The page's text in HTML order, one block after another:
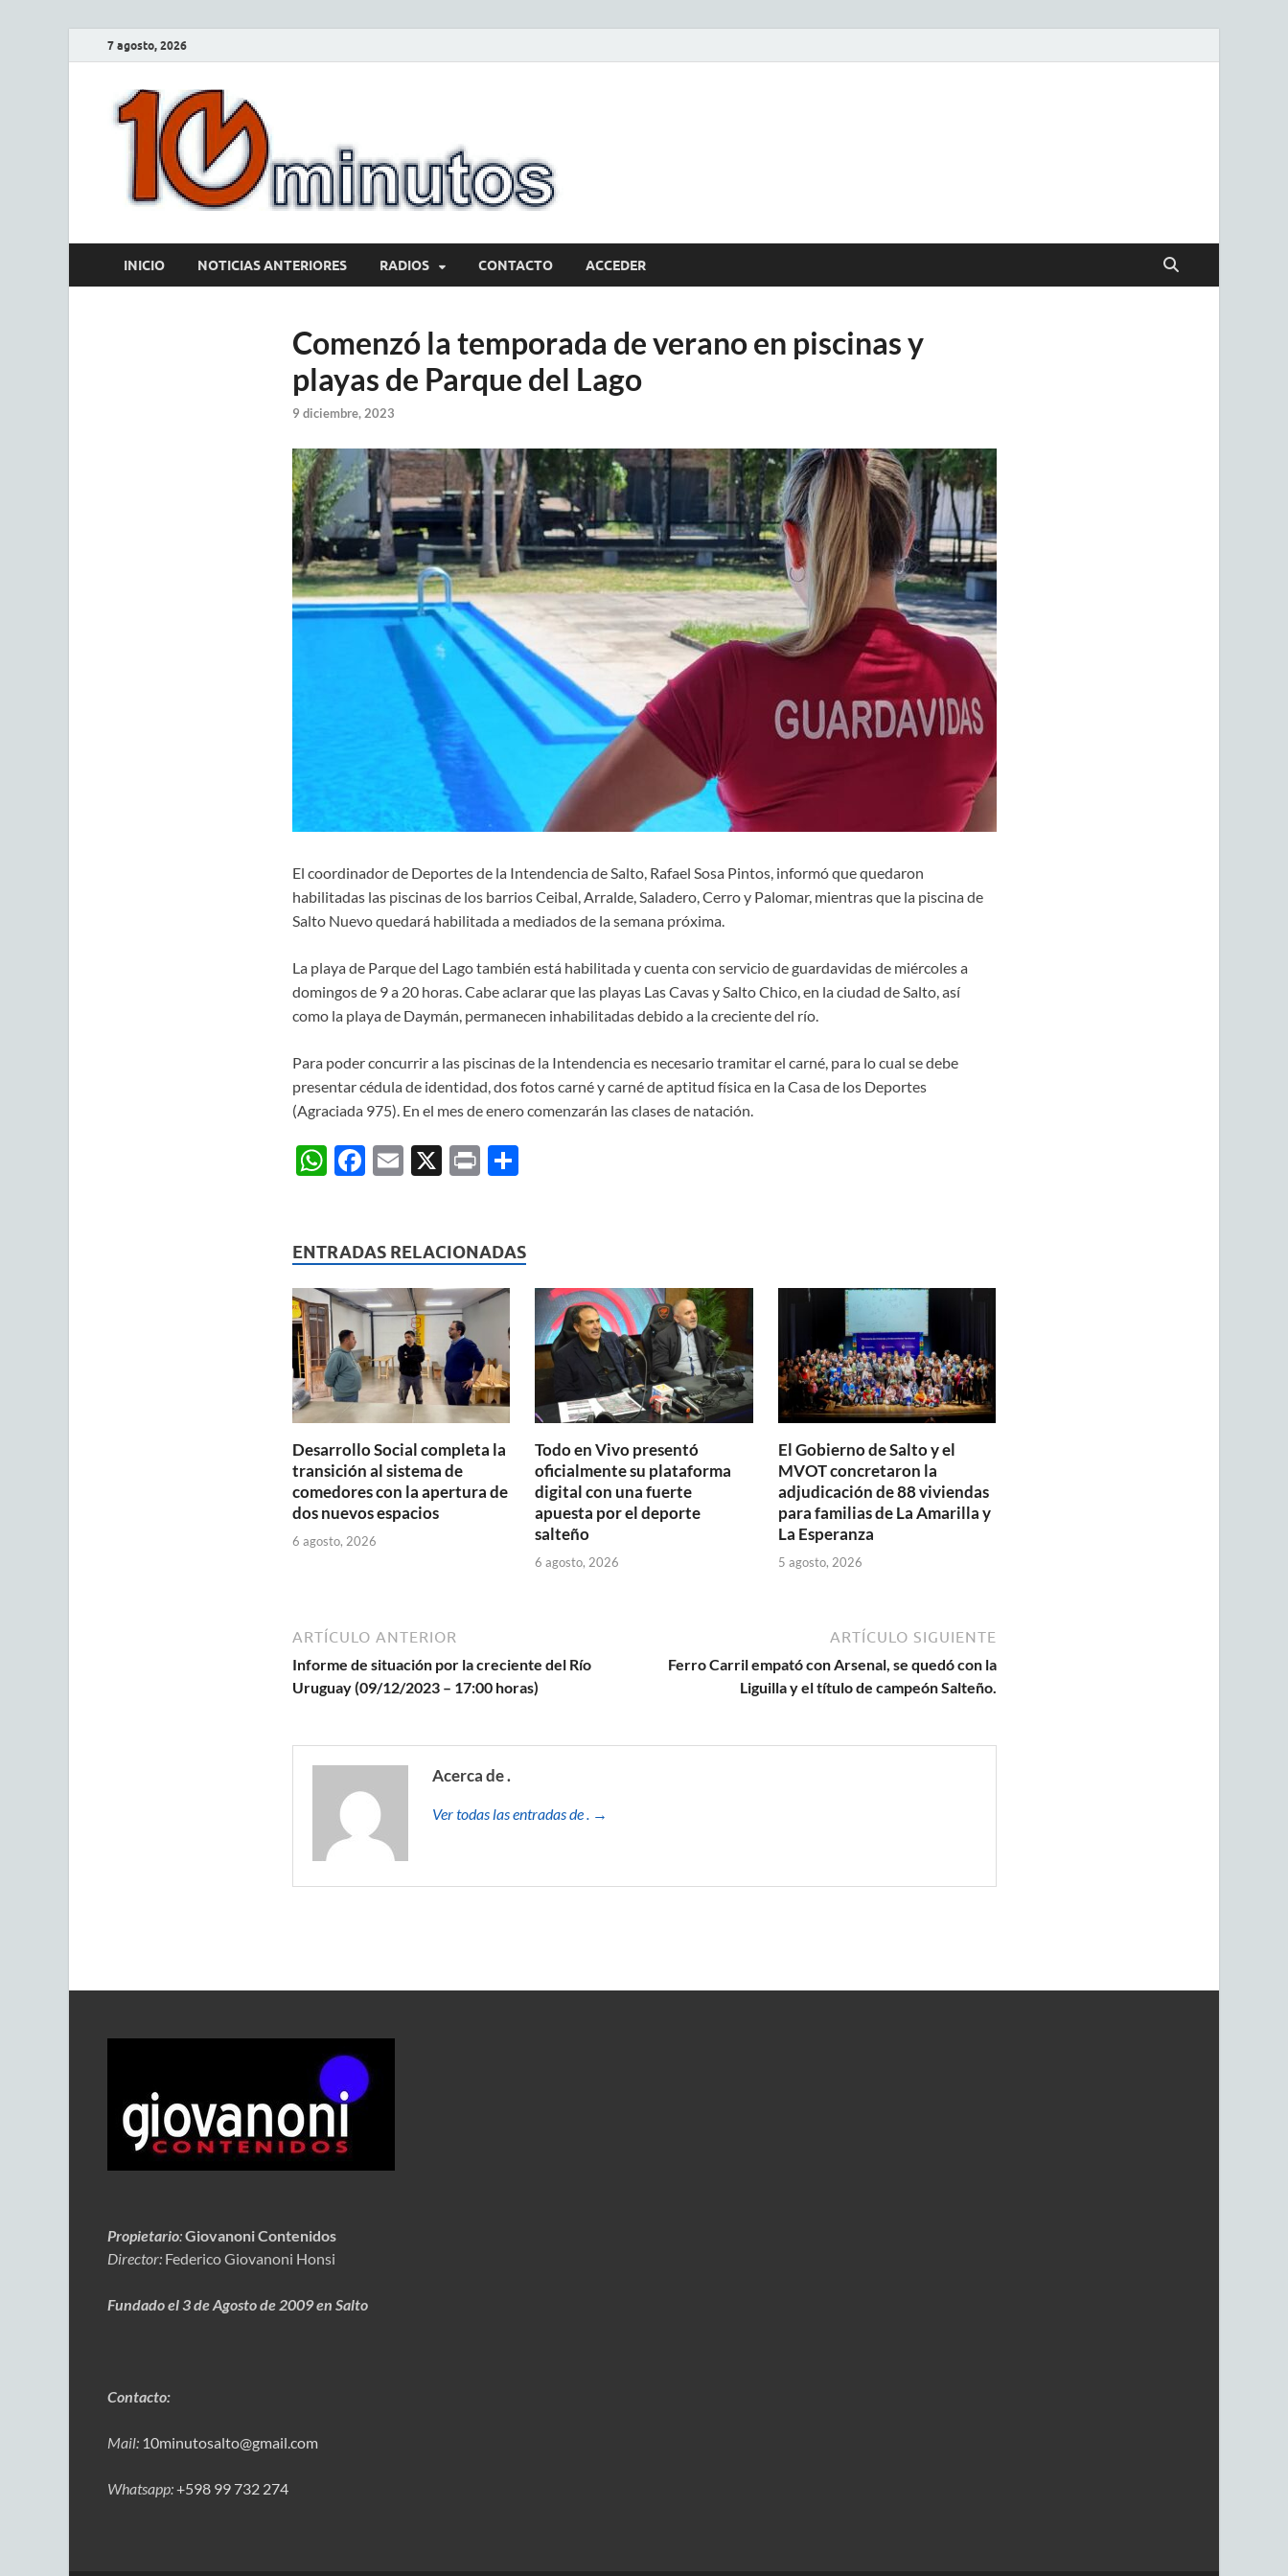
7 agosto, 2026
INICIO NOTICIAS ANTERIORES RADIOS CONTACTO ACCEDER
Comenzó la temporada de verano en piscinas y
playas de Parque del Lago
9 diciembre, 2023
El coordinador de Deportes de la Intendencia de Salto, Rafael Sosa Pintos, informó que quedaron
habilitadas las piscinas de los barrios Ceibal, Arralde, Saladero, Cerro y Palomar, mientras que la piscina de
Salto Nuevo quedará habilitada a mediados de la semana próxima.
La playa de Parque del Lago también está habilitada y cuenta con servicio de guardavidas de miércoles a
domingos de 9 a 20 horas. Cabe aclarar que las playas Las Cavas y Salto Chico, en la ciudad de Salto, así
como la playa de Daymán, permanecen inhabilitadas debido a la creciente del río.
Para poder concurrir a las piscinas de la Intendencia es necesario tramitar el carné, para lo cual se debe
presentar cédula de identidad, dos fotos carné y carné de aptitud física en la Casa de los Deportes
(Agraciada 975). En el mes de enero comenzarán las clases de natación.
W
s
A
p
p
F
b
o
o
k
E X P C
p
ar
ti
ENTRADAS RELACIONADAS
Desarrollo Social completa la
transición al sistema de
comedores con la apertura de
dos nuevos espacios
6 agosto, 2026
Todo en Vivo presentó
oficialmente su plataforma
digital con una fuerte
apuesta por el deporte
salteño
6 agosto, 2026
El Gobierno de Salto y el
MVOT concretaron la
adjudicación de 88 viviendas
para familias de La Amarilla y
La Esperanza
5 agosto, 2026
ARTÍCULO ANTERIOR
Informe de situación por la creciente del Río
Uruguay (09/12/2023 – 17:00 horas)
ARTÍCULO SIGUIENTE
Ferro Carril empató con Arsenal, se quedó con la
Liguilla y el título de campeón Salteño.
Acerca de .
Ver todas las entradas de . →
Propietario:Giovanoni Contenidos
Director: Federico Giovanoni Honsi
Fundado el 3 de Agosto de 2009 en Salto
Contacto:
Mail: 10minutosalto@gmail.com
Whatsapp:+598 99 732 274